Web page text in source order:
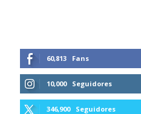
60,813 Fans
10,000 Seguidores
346,900 Seguidores